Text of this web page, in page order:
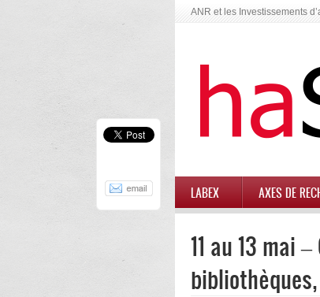
ANR et les Investissements
LABEX AXES DE
11 au 13 mai